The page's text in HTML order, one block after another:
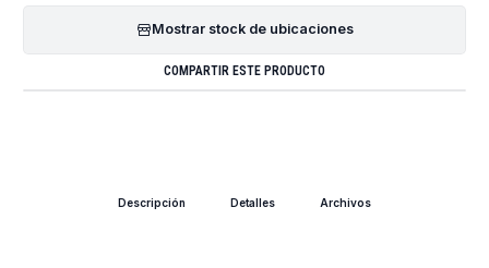
Mostrar stock de ubicaciones
COMPARTIR ESTE PRODUCTO
Descripción Detalles Archivos